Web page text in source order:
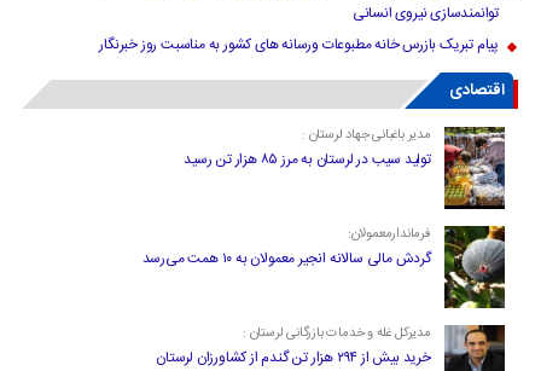
توانمندسازی نیروی انسانی
پیام تبریک بازرس خانه مطبوعات ورسانه های کشور به مناسبت روز خبرنگار
اقتصادی
مدیر باغبانی جهاد لرستان :
تولید سیب در لرستان به مرز ۸۵ هزار تن رسید
فرماندارمعمولان:
گردش مالی سالانه انجیر معمولان به ۱۰ همت می‌رسد
مدیرکل غله و خدمات بازرگانی لرستان :
خرید بیش از ۲۹۴ هزار تن گندم از کشاورزان لرستان